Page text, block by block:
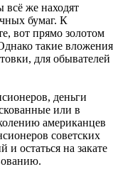
же находят
бумаг. К
вот прямо золотом
такие вложения
для обывателей
деньги
или в
американцев
советских
остаться на закате